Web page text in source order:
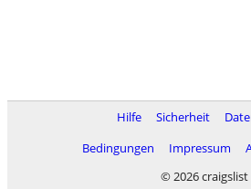
Hilfe Sicherheit
Bedingungen
Impressum
© 2026 craigslist